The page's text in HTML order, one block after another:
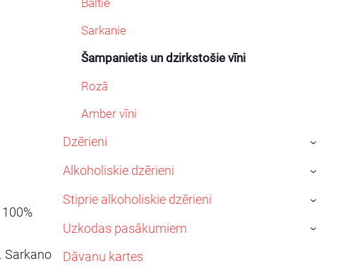
Sarkanie
Šampanietis un dzirkstošie vīni
Rozā
Amber vīni
Dzērieni ›
Alkoholiskie dzērieni ›
Stiprie alkoholiskie dzērieni ›
Uzkodas pasākumiem ›
Dāvanu kartes
Sarkano